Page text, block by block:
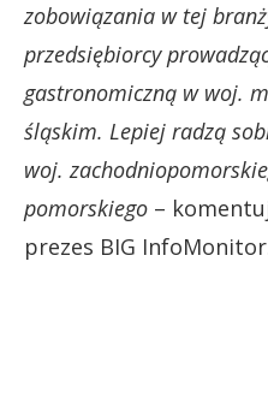
zobowiązania w tej
przedsiębiorcy
gastronomiczną w woj.
śląskim. Lepiej radzą
woj.
pomorskiego –
prezes BIG